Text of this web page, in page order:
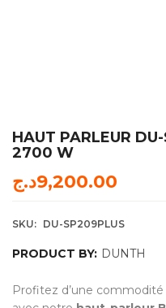
HAUT PARLEUR
2700 W
9,200.00د.ج
SKU: DU-SP209PLUS
PRODUCT BY: DUNTH
Profitez d’une